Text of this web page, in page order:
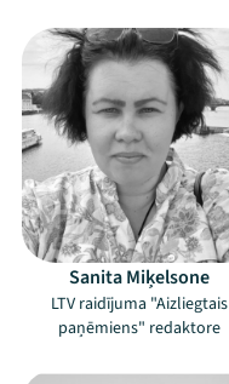
Sanita Miķelsone
LTV raidījuma "Aizliegtais
paņēmiens" redaktore